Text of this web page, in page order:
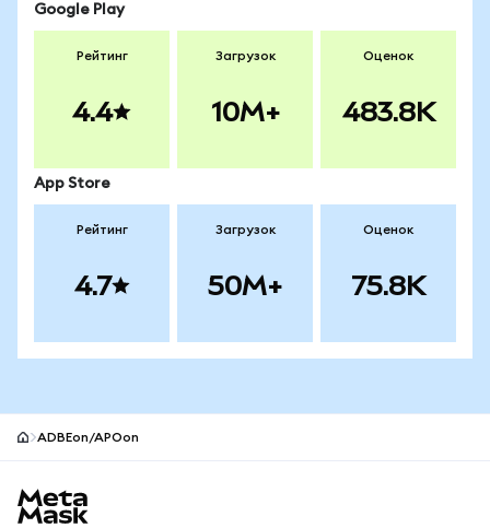
Google Play
Рейтинг
4.4
Загрузок
10M+
Оценок
483.8K
App Store
Рейтинг
4.7
Загрузок
50M+
Оценок
75.8K
ADBEon/APOon